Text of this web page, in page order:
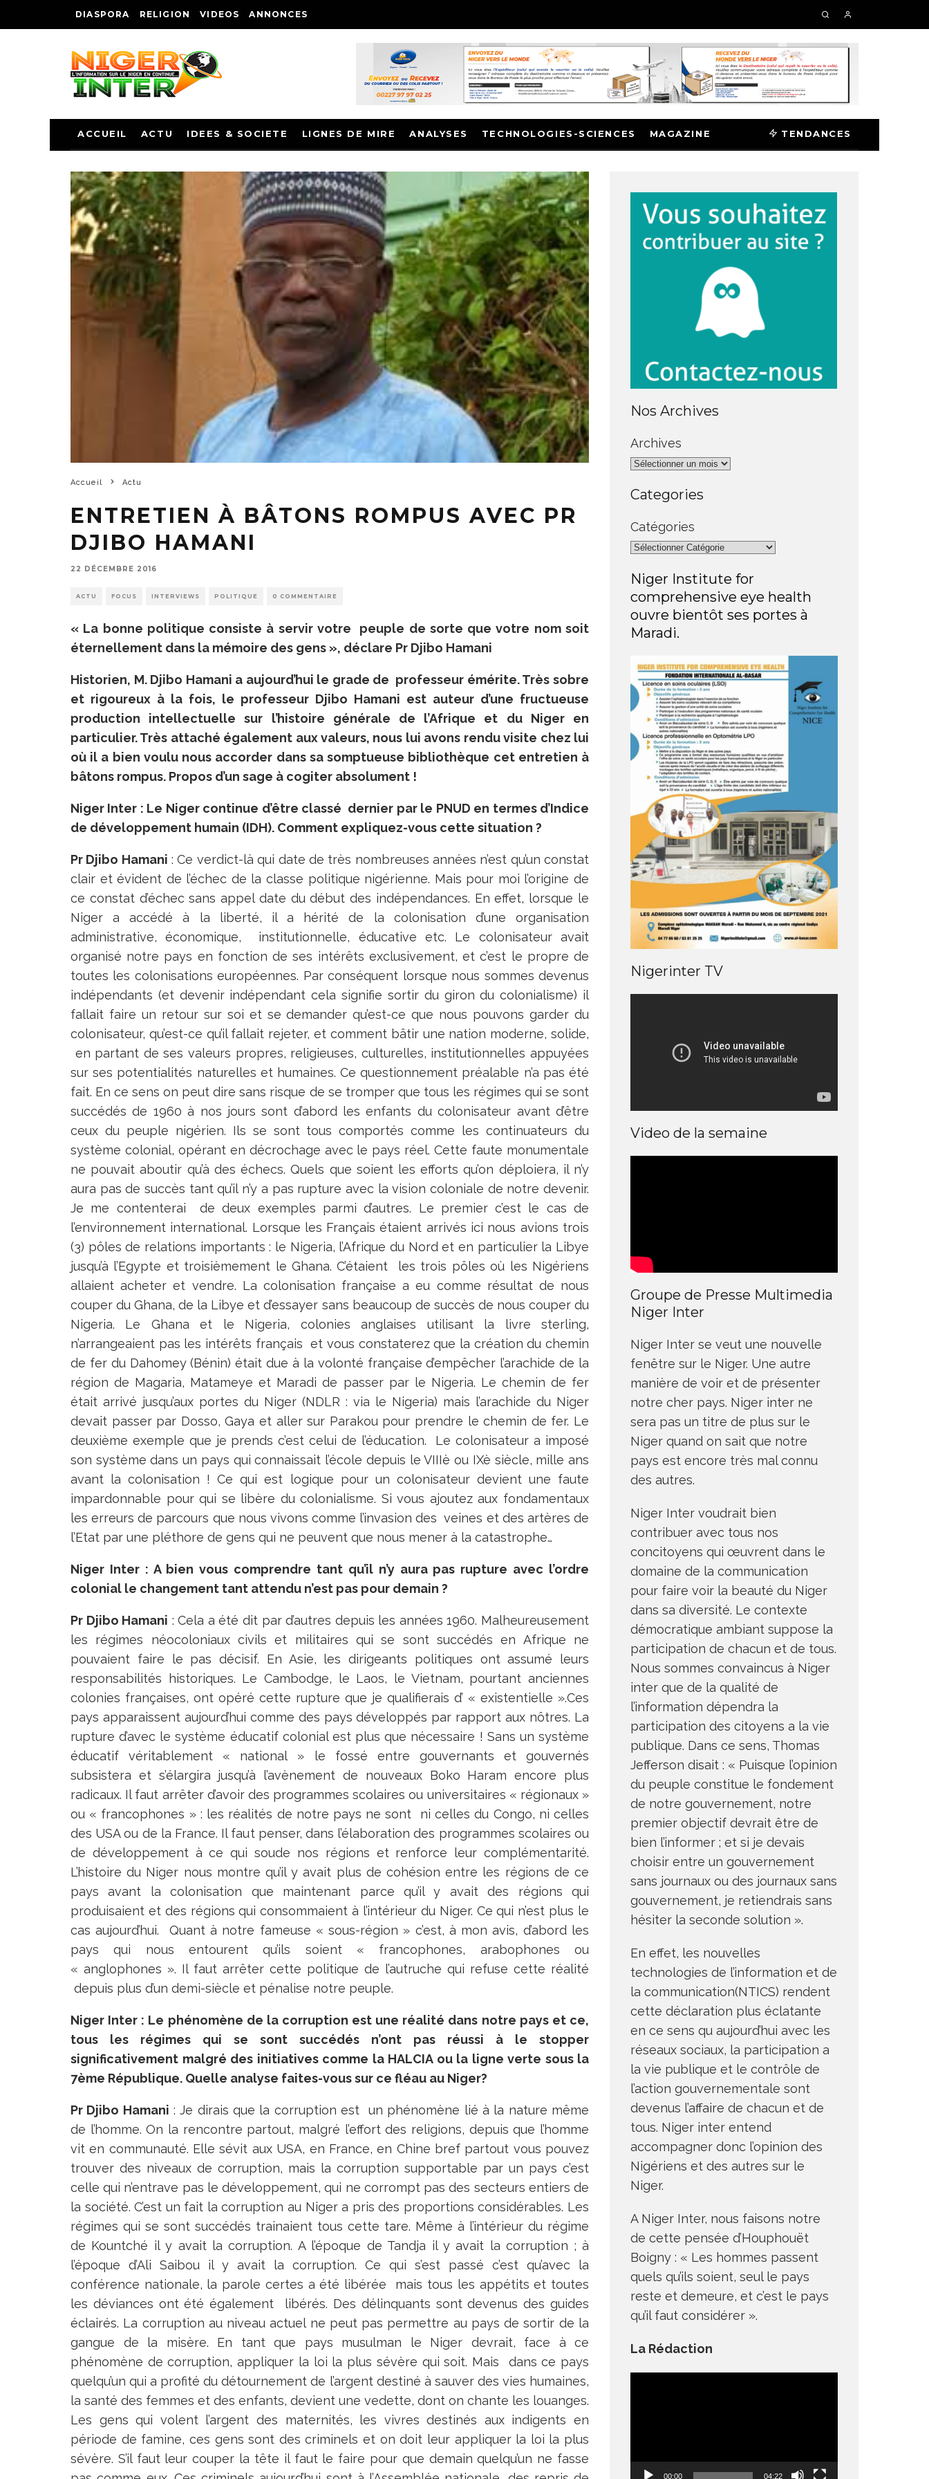
DIASPORA RELIGION VIDEOS ANNONCES
ACCUEIL ACTU IDEES & SOCIETE LIGNES DE MIRE ANALYSES TECHNOLOGIES-SCIENCES MAGAZINE TENDANCES
Accueil Actu
ENTRETIEN À BÂTONS ROMPUS AVEC PR
DJIBO HAMANI
22 DÉCEMBRE 2016
ACTU FOCUS INTERVIEWS POLITIQUE 0 COMMENTAIRE
« La bonne politique consiste à servir votre peuple de sorte que votre nom soit
éternellement dans la mémoire des gens », déclare Pr Djibo Hamani
Historien, M. Djibo Hamani a aujourd’hui le grade de professeur émérite. Très sobre
et rigoureux à la fois, le professeur Djibo Hamani est auteur d’une fructueuse
production intellectuelle sur l’histoire générale de l’Afrique et du Niger en
particulier. Très attaché également aux valeurs, nous lui avons rendu visite chez lui
où il a bien voulu nous accorder dans sa somptueuse bibliothèque cet entretien à
bâtons rompus. Propos d’un sage à cogiter absolument !
Niger Inter : Le Niger continue d’être classé dernier par le PNUD en termes d’Indice
de développement humain (IDH). Comment expliquez-vous cette situation ?
Pr Djibo Hamani : Ce verdict-là qui date de très nombreuses années n’est qu’un constat
clair et évident de l’échec de la classe politique nigérienne. Mais pour moi l’origine de
ce constat d’échec sans appel date du début des indépendances. En effet, lorsque le
Niger a accédé à la liberté, il a hérité de la colonisation d’une organisation
administrative, économique, institutionnelle, éducative etc. Le colonisateur avait
organisé notre pays en fonction de ses intérêts exclusivement, et c’est le propre de
toutes les colonisations européennes. Par conséquent lorsque nous sommes devenus
indépendants (et devenir indépendant cela signifie sortir du giron du colonialisme) il
fallait faire un retour sur soi et se demander qu’est-ce que nous pouvons garder du
colonisateur, qu’est-ce qu’il fallait rejeter, et comment bâtir une nation moderne, solide,
en partant de ses valeurs propres, religieuses, culturelles, institutionnelles appuyées
sur ses potentialités naturelles et humaines. Ce questionnement préalable n’a pas été
fait. En ce sens on peut dire sans risque de se tromper que tous les régimes qui se sont
succédés de 1960 à nos jours sont d’abord les enfants du colonisateur avant d’être
ceux du peuple nigérien. Ils se sont tous comportés comme les continuateurs du
système colonial, opérant en décrochage avec le pays réel. Cette faute monumentale
ne pouvait aboutir qu’à des échecs. Quels que soient les efforts qu’on déploiera, il n’y
aura pas de succès tant qu’il n’y a pas rupture avec la vision coloniale de notre devenir.
Je me contenterai de deux exemples parmi d’autres. Le premier c’est le cas de
l’environnement international. Lorsque les Français étaient arrivés ici nous avions trois
(3) pôles de relations importants : le Nigeria, l’Afrique du Nord et en particulier la Libye
jusqu’à l’Egypte et troisièmement le Ghana. C’étaient les trois pôles où les Nigériens
allaient acheter et vendre. La colonisation française a eu comme résultat de nous
couper du Ghana, de la Libye et d’essayer sans beaucoup de succès de nous couper du
Nigeria. Le Ghana et le Nigeria, colonies anglaises utilisant la livre sterling,
n’arrangeaient pas les intérêts français et vous constaterez que la création du chemin
de fer du Dahomey (Bénin) était due à la volonté française d’empêcher l’arachide de la
région de Magaria, Matameye et Maradi de passer par le Nigeria. Le chemin de fer
était arrivé jusqu’aux portes du Niger (NDLR : via le Nigeria) mais l’arachide du Niger
devait passer par Dosso, Gaya et aller sur Parakou pour prendre le chemin de fer. Le
deuxième exemple que je prends c’est celui de l’éducation. Le colonisateur a imposé
son système dans un pays qui connaissait l’école depuis le VIIIè ou IXè siècle, mille ans
avant la colonisation ! Ce qui est logique pour un colonisateur devient une faute
impardonnable pour qui se libère du colonialisme. Si vous ajoutez aux fondamentaux
les erreurs de parcours que nous vivons comme l’invasion des veines et des artères de
l’Etat par une pléthore de gens qui ne peuvent que nous mener à la catastrophe…
Niger Inter : A bien vous comprendre tant qu’il n’y aura pas rupture avec l’ordre
colonial le changement tant attendu n’est pas pour demain ?
Pr Djibo Hamani : Cela a été dit par d’autres depuis les années 1960. Malheureusement
les régimes néocoloniaux civils et militaires qui se sont succédés en Afrique ne
pouvaient faire le pas décisif. En Asie, les dirigeants politiques ont assumé leurs
responsabilités historiques. Le Cambodge, le Laos, le Vietnam, pourtant anciennes
colonies françaises, ont opéré cette rupture que je qualifierais d’ « existentielle ».Ces
pays apparaissent aujourd’hui comme des pays développés par rapport aux nôtres. La
rupture d’avec le système éducatif colonial est plus que nécessaire ! Sans un système
éducatif véritablement « national » le fossé entre gouvernants et gouvernés
subsistera et s’élargira jusqu’à l’avènement de nouveaux Boko Haram encore plus
radicaux. Il faut arrêter d’avoir des programmes scolaires ou universitaires « régionaux »
ou « francophones » : les réalités de notre pays ne sont ni celles du Congo, ni celles
des USA ou de la France. Il faut penser, dans l’élaboration des programmes scolaires ou
de développement à ce qui soude nos régions et renforce leur complémentarité.
L’histoire du Niger nous montre qu’il y avait plus de cohésion entre les régions de ce
pays avant la colonisation que maintenant parce qu’il y avait des régions qui
produisaient et des régions qui consommaient à l’intérieur du Niger. Ce qui n’est plus le
cas aujourd’hui. Quant à notre fameuse « sous-région » c’est, à mon avis, d’abord les
pays qui nous entourent qu’ils soient « francophones, arabophones ou
« anglophones ». Il faut arrêter cette politique de l’autruche qui refuse cette réalité
depuis plus d’un demi-siècle et pénalise notre peuple.
Niger Inter : Le phénomène de la corruption est une réalité dans notre pays et ce,
tous les régimes qui se sont succédés n’ont pas réussi à le stopper
significativement malgré des initiatives comme la HALCIA ou la ligne verte sous la
7ème République. Quelle analyse faites-vous sur ce fléau au Niger?
Pr Djibo Hamani : Je dirais que la corruption est un phénomène lié à la nature même
de l’homme. On la rencontre partout, malgré l’effort des religions, depuis que l’homme
vit en communauté. Elle sévit aux USA, en France, en Chine bref partout vous pouvez
trouver des niveaux de corruption, mais la corruption supportable par un pays c’est
celle qui n’entrave pas le développement, qui ne corrompt pas des secteurs entiers de
la société. C’est un fait la corruption au Niger a pris des proportions considérables. Les
régimes qui se sont succédés trainaient tous cette tare. Même à l’intérieur du régime
de Kountché il y avait la corruption. A l’époque de Tandja il y avait la corruption ; à
l’époque d’Ali Saibou il y avait la corruption. Ce qui s’est passé c’est qu’avec la
conférence nationale, la parole certes a été libérée mais tous les appétits et toutes
les déviances ont été également libérés. Des délinquants sont devenus des guides
éclairés. La corruption au niveau actuel ne peut pas permettre au pays de sortir de la
gangue de la misère. En tant que pays musulman le Niger devrait, face à ce
phénomène de corruption, appliquer la loi la plus sévère qui soit. Mais dans ce pays
quelqu’un qui a profité du détournement de l’argent destiné à sauver des vies humaines,
la santé des femmes et des enfants, devient une vedette, dont on chante les louanges.
Les gens qui volent l’argent des maternités, les vivres destinés aux indigents en
période de famine, ces gens sont des criminels et on doit leur appliquer la loi la plus
sévère. S’il faut leur couper la tête il faut le faire pour que demain quelqu’un ne fasse
Nos Archives
Archives
Categories
Catégories
Niger Institute for
comprehensive eye health
ouvre bientôt ses portes à
Maradi.
Nigerinter TV
Video de la semaine
Groupe de Presse Multimedia
Niger Inter
Niger Inter se veut une nouvelle
fenêtre sur le Niger. Une autre
manière de voir et de présenter
notre cher pays. Niger inter ne
sera pas un titre de plus sur le
Niger quand on sait que notre
pays est encore très mal connu
des autres.
Niger Inter voudrait bien
contribuer avec tous nos
concitoyens qui œuvrent dans le
domaine de la communication
pour faire voir la beauté du Niger
dans sa diversité. Le contexte
démocratique ambiant suppose la
participation de chacun et de tous.
Nous sommes convaincus à Niger
inter que de la qualité de
l’information dépendra la
participation des citoyens a la vie
publique. Dans ce sens, Thomas
Jefferson disait : « Puisque l’opinion
du peuple constitue le fondement
de notre gouvernement, notre
premier objectif devrait être de
bien l’informer ; et si je devais
choisir entre un gouvernement
sans journaux ou des journaux sans
gouvernement, je retiendrais sans
hésiter la seconde solution ».
En effet, les nouvelles
technologies de l’information et de
la communication(NTICS) rendent
cette déclaration plus éclatante
en ce sens qu aujourd’hui avec les
réseaux sociaux, la participation a
la vie publique et le contrôle de
l’action gouvernementale sont
devenus l’affaire de chacun et de
tous. Niger inter entend
accompagner donc l’opinion des
Nigériens et des autres sur le
Niger.
A Niger Inter, nous faisons notre
de cette pensée d’Houphouët
Boigny : « Les hommes passent
quels qu’ils soient, seul le pays
reste et demeure, et c’est le pays
qu’il faut considérer ».
La Rédaction
00:00 04:22